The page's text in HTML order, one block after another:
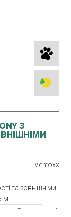
З
Ventoxx
та зовнішніми
м
Реверсивний